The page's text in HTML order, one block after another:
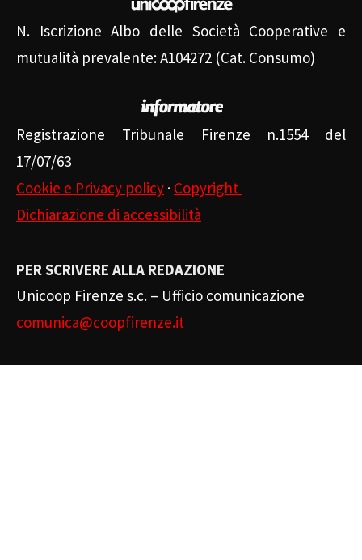
N. Iscrizione Albo delle Società Cooperative e
mutualità prevalente: A104272 (Cat. Consumo)
Registrazione Tribunale Firenze n.1554 del
17/07/63
Cookie e Privacy policy · Copyright
Dichiarazione di accessibilità
PER SCRIVERE ALLA REDAZIONE
Unicoop Firenze s.c. – Ufficio comunicazione
comunica@coopfirenze.it